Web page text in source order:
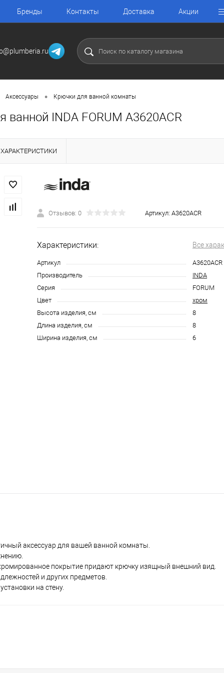
Бренды Контакты Доставка Акции
Аксессуары • Крючки для ванной комнаты
ванной INDA FORUM A3620ACR
ХАРАКТЕРИСТИКИ
Отзывов: 0 Артикул: A3620ACR
Характеристики: Все
Артикул
A3620ACR
Производитель
INDA
Серия
FORUM
Цвет
хром
Высота изделия, см
8
Длина изделия, см
8
Ширина изделия, см
6
аксессуар для вашей ванной комнаты.
покрытие придают крючку изящный внешний вид.
и других предметов.
на стену.